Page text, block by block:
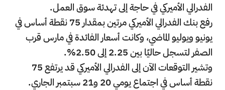
الفدرالي الأميركي في حاجة إلى تهدئة سوق العمل.
رفع بنك الفدرالي الأميركي مرتين بمقدار 75 نقطة أساس في
يونيو ويوليو الماضي، وكانت أسعار الفائدة في مارس قرب
الصفر لتسجل حاليًا بين 2.25 إلى 2.50%.
وتشير التوقعات الآن إلى الفدرالي الأميركي قد يرتفع 75
نقطة أساس في اجتماع يومي 20 و21 سبتمبر الجاري.